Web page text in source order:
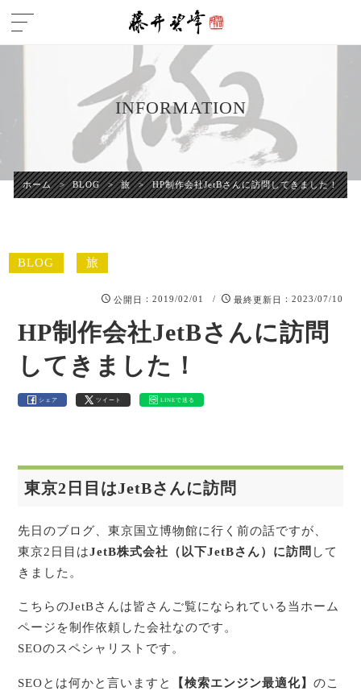
INFORMATION
ホーム > BLOG > 旅 > HP制作会社JetBさんに訪問してきました！
BLOG 旅
公開日 ：2019/02/01 / 最終更新日 ：2023/07/10
HP制作会社JetBさんに訪問
してきました！
シェア ツイート LINEで送る
東京2日目はJetBさんに訪問
先日のブログ、東京国立博物館に行く前の話ですが、
東京2日目はJetB株式会社（以下JetBさん）に訪問 して
きました。
こちらのJetBさんは皆さんご覧になられている当ホーム
ページを制作依頼した会社なのです。
SEOのスペシャリストです。
SEOとは何かと言いますと 【検索エンジン最適化】のこ